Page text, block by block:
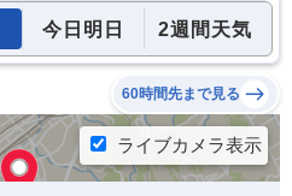
今日明日 2週間天気
60時間先まで見る